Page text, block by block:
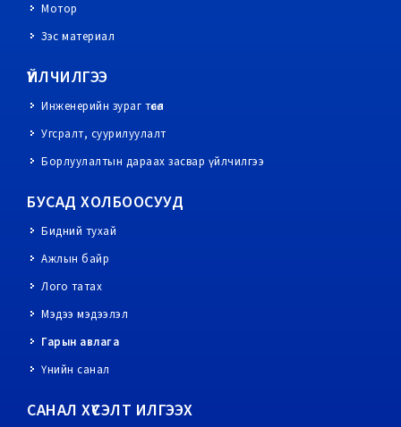
Мотор
Зэс материал
ҮЙЛЧИЛГЭЭ
Инженерийн зураг төсөл
Угсралт, суурилуулалт
Борлуулалтын дараах засвар үйлчилгээ
БУСАД ХОЛБООСУУД
Бидний тухай
Ажлын байр
Лого татах
Мэдээ мэдээлэл
Гарын авлага
Үнийн санал
САНАЛ ХҮСЭЛТ ИЛГЭЭХ